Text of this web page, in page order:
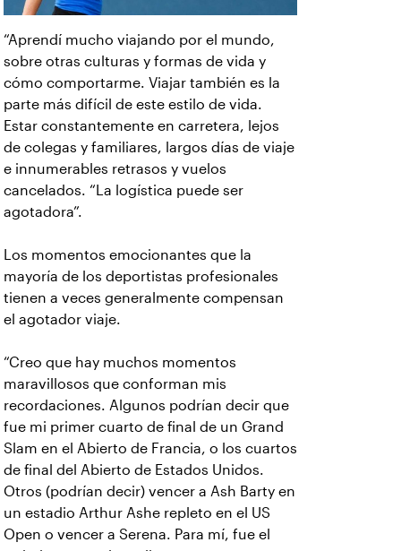
“Aprendí mucho viajando por el mundo,
sobre otras culturas y formas de vida y
cómo comportarme. Viajar también es la
parte más difícil de este estilo de vida.
Estar constantemente en carretera, lejos
de colegas y familiares, largos días de viaje
e innumerables retrasos y vuelos
cancelados. “La logística puede ser
agotadora”.
Los momentos emocionantes que la
mayoría de los deportistas profesionales
tienen a veces generalmente compensan
el agotador viaje.
“Creo que hay muchos momentos
maravillosos que conforman mis
recordaciones. Algunos podrían decir que
fue mi primer cuarto de final de un Grand
Slam en el Abierto de Francia, o los cuartos
de final del Abierto de Estados Unidos.
Otros (podrían decir) vencer a Ash Barty en
un estadio Arthur Ashe repleto en el US
Open o vencer a Serena. Para mí, fue el